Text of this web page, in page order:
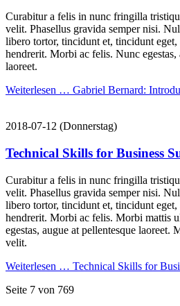
Curabitur a felis in nunc fringilla
velit. Phasellus gravida semper nisi.
libero tortor, tincidunt et, tincidunt eget,
hendrerit. Morbi ac felis. Nunc egestas,
laoreet.
Weiterlesen … Gabriel Bernard:
2018-07-12 (Donnerstag)
Technical Skills for Business
Curabitur a felis in nunc fringilla
velit. Phasellus gravida semper nisi.
libero tortor, tincidunt et, tincidunt eget,
hendrerit. Morbi ac felis. Morbi mattis
egestas, augue at pellentesque laoreet.
velit.
Weiterlesen … Technical Skills for
Seite 7 von 769